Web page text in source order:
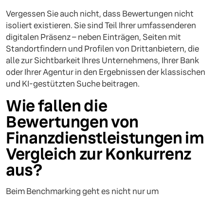
Vergessen Sie auch nicht, dass Bewertungen nicht
isoliert existieren. Sie sind Teil Ihrer umfassenderen
digitalen Präsenz – neben Einträgen, Seiten mit
Standortfindern und Profilen von Drittanbietern, die
alle zur Sichtbarkeit Ihres Unternehmens, Ihrer Bank
oder Ihrer Agentur in den Ergebnissen der klassischen
und KI-gestützten Suche beitragen.
Wie fallen die
Bewertungen von
Finanzdienstleistungen im
Vergleich zur Konkurrenz
aus?
Beim Benchmarking geht es nicht nur um